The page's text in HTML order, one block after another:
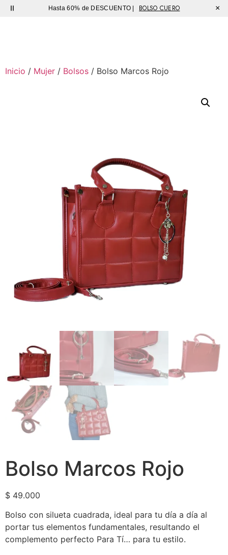
Hasta 60% de DESCUENTO | BOLSO CUERO ×
Inicio / Mujer / Bolsos / Bolso Marcos Rojo
Bolso Marcos Rojo
$ 49.000
Bolso con silueta cuadrada, ideal para tu día a día al
portar tus elementos fundamentales, resultando el
complemento perfecto Para Tí… para tu estilo.